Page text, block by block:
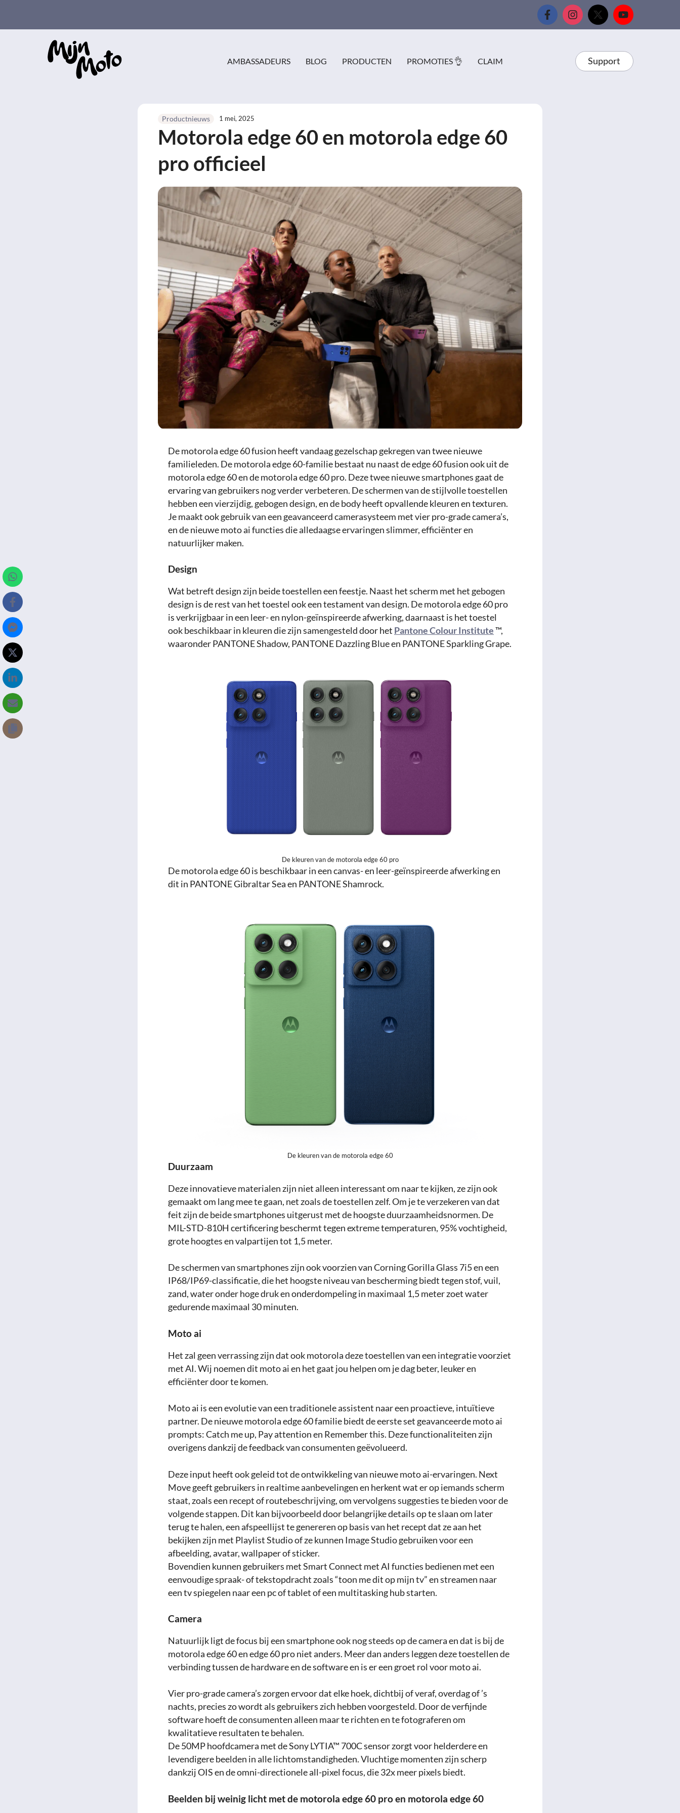
de
AMBASSADEURS BLOG PRODUCTEN PROMOTIES 👌 CLAIM Support
Productnieuws 1 mei, 2025
Motorola edge 60 en motorola edge 60
pro officieel
De motorola edge 60 fusion heeft vandaag gezelschap gekregen van twee nieuwe
familieleden. De motorola edge 60-familie bestaat nu naast de edge 60 fusion ook uit de
motorola edge 60 en de motorola edge 60 pro. Deze twee nieuwe smartphones gaat de
ervaring van gebruikers nog verder verbeteren. De schermen van de stijlvolle toestellen
hebben een vierzijdig, gebogen design, en de body heeft opvallende kleuren en texturen.
Je maakt ook gebruik van een geavanceerd camerasysteem met vier pro-grade camera’s,
en de nieuwe moto ai functies die alledaagse ervaringen slimmer, efficiënter en
natuurlijker maken.
Design
Wat betreft design zijn beide toestellen een feestje. Naast het scherm met het gebogen
design is de rest van het toestel ook een testament van design. De motorola edge 60 pro
is verkrijgbaar in een leer- en nylon-geïnspireerde afwerking, daarnaast is het toestel
ook beschikbaar in kleuren die zijn samengesteld door het Pantone Colour Institute™,
waaronder PANTONE Shadow, PANTONE Dazzling Blue en PANTONE Sparkling Grape.
De kleuren van de motorola edge 60 pro
De motorola edge 60 is beschikbaar in een canvas- en leer-geïnspireerde afwerking en
dit in PANTONE Gibraltar Sea en PANTONE Shamrock.
De kleuren van de motorola edge 60
Duurzaam
Deze innovatieve materialen zijn niet alleen interessant om naar te kijken, ze zijn ook
gemaakt om lang mee te gaan, net zoals de toestellen zelf. Om je te verzekeren van dat
feit zijn de beide smartphones uitgerust met de hoogste duurzaamheidsnormen. De
MIL-STD-810H certificering beschermt tegen extreme temperaturen, 95% vochtigheid,
grote hoogtes en valpartijen tot 1,5 meter.
De schermen van smartphones zijn ook voorzien van Corning Gorilla Glass 7i5 en een
IP68/IP69-classificatie, die het hoogste niveau van bescherming biedt tegen stof, vuil,
zand, water onder hoge druk en onderdompeling in maximaal 1,5 meter zoet water
gedurende maximaal 30 minuten.
Moto ai
Het zal geen verrassing zijn dat ook motorola deze toestellen van een integratie voorziet
met AI. Wij noemen dit moto ai en het gaat jou helpen om je dag beter, leuker en
efficiënter door te komen.
Moto ai is een evolutie van een traditionele assistent naar een proactieve, intuïtieve
partner. De nieuwe motorola edge 60 familie biedt de eerste set geavanceerde moto ai
prompts: Catch me up, Pay attention en Remember this. Deze functionaliteiten zijn
overigens dankzij de feedback van consumenten geëvolueerd.
Deze input heeft ook geleid tot de ontwikkeling van nieuwe moto ai-ervaringen. Next
Move geeft gebruikers in realtime aanbevelingen en herkent wat er op iemands scherm
staat, zoals een recept of routebeschrijving, om vervolgens suggesties te bieden voor de
volgende stappen. Dit kan bijvoorbeeld door belangrijke details op te slaan om later
terug te halen, een afspeellijst te genereren op basis van het recept dat ze aan het
bekijken zijn met Playlist Studio of ze kunnen Image Studio gebruiken voor een
afbeelding, avatar, wallpaper of sticker.
Bovendien kunnen gebruikers met Smart Connect met AI functies bedienen met een
eenvoudige spraak- of tekstopdracht zoals “toon me dit op mijn tv” en streamen naar
een tv spiegelen naar een pc of tablet of een multitasking hub starten.
Camera
Natuurlijk ligt de focus bij een smartphone ook nog steeds op de camera en dat is bij de
motorola edge 60 en edge 60 pro niet anders. Meer dan anders leggen deze toestellen de
verbinding tussen de hardware en de software en is er een groet rol voor moto ai.
Vier pro-grade camera’s zorgen ervoor dat elke hoek, dichtbij of veraf, overdag of ’s
nachts, precies zo wordt als gebruikers zich hebben voorgesteld. Door de verfijnde
software hoeft de consumenten alleen maar te richten en te fotograferen om
kwalitatieve resultaten te behalen.
De 50MP hoofdcamera met de Sony LYTIA™ 700C sensor zorgt voor helderdere en
levendigere beelden in alle lichtomstandigheden. Vluchtige momenten zijn scherp
dankzij OIS en de omni-directionele all-pixel focus, die 32x meer pixels biedt.
Beelden bij weinig licht met de motorola edge 60 pro en motorola edge 60